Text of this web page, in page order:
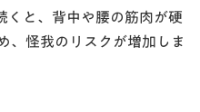
くと、背中や腰の筋肉が硬
、怪我のリスクが増加しま